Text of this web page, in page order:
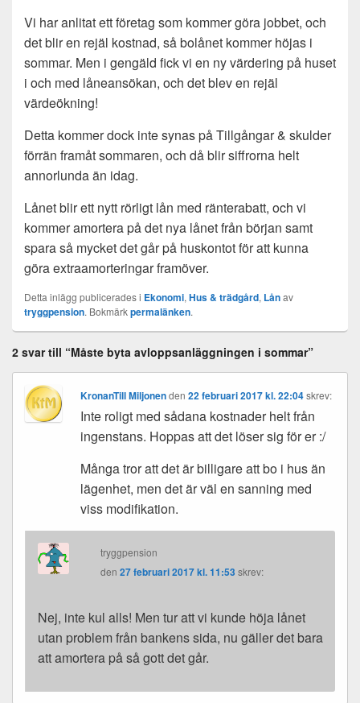
Vi har anlitat ett företag som kommer göra jobbet, och
det blir en rejäl kostnad, så bolånet kommer höjas i
sommar. Men i gengäld fick vi en ny värdering på huset
i och med låneansökan, och det blev en rejäl
värdeökning!
Detta kommer dock inte synas på Tillgångar & skulder
förrän framåt sommaren, och då blir siffrorna helt
annorlunda än idag.
Lånet blir ett nytt rörligt lån med ränterabatt, och vi
kommer amortera på det nya lånet från början samt
spara så mycket det går på huskontot för att kunna
göra extraamorteringar framöver.
Detta inlägg publicerades i Ekonomi, Hus & trädgård, Lånav
tryggpension. Bokmärkpermalänken.
2 svar till “Måste byta avloppsanläggningen i sommar”
KronanTill Miljonenden22 februari 2017 kl. 22:04 skrev:
Inte roligt med sådana kostnader helt från
ingenstans. Hoppas att det löser sig för er :/
Många tror att det är billigare att bo i hus än
lägenhet, men det är väl en sanning med
viss modifikation.
tryggpension
den27 februari 2017 kl. 11:53 skrev:
Nej, inte kul alls! Men tur att vi kunde höja lånet
utan problem från bankens sida, nu gäller det bara
att amortera på så gott det går.